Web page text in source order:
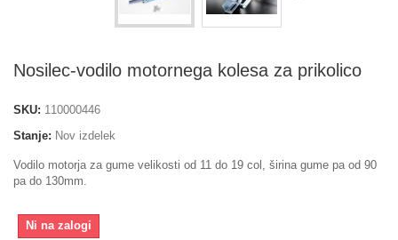
Nosilec-vodilo motornega kolesa za prikolico
SKU: 110000446
Stanje: Nov izdelek
Vodilo motorja za gume velikosti od 11 do 19 col, širina gume pa od 90
pa do 130mm.
Ni na zalogi